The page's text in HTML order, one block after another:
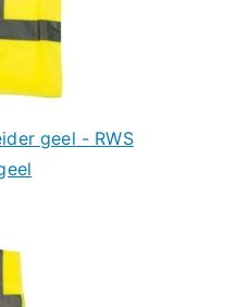
geel - RWS